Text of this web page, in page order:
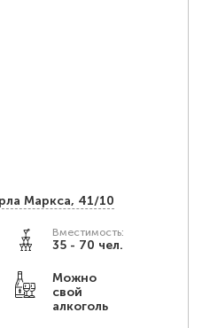
Маркса, 41/10
Вместимость:
35 - 70 чел.
Можно
свой
алкоголь